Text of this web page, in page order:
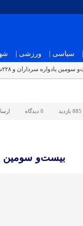
سیاسی | ورزشی |
یادواره سرداران و ۲۲۸شهید شهرستان میاندورود برگزار می‌شود
885 بازدید 0 دیدگاه
بیست‌و سومین یادواره سرداران و